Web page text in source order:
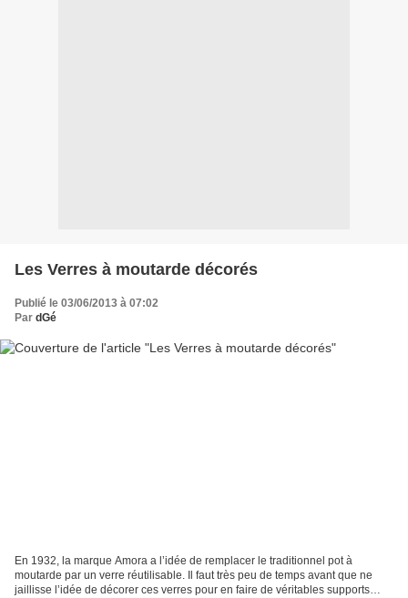
Les Verres à moutarde décorés
Publié le 03/06/2013 à 07:02
Par dGé
En 1932, la marque Amora a l’idée de remplacer le traditionnel pot à
moutarde par un verre réutilisable. Il faut très peu de temps avant que ne
jaillisse l’idée de décorer ces verres pour en faire de véritables supports